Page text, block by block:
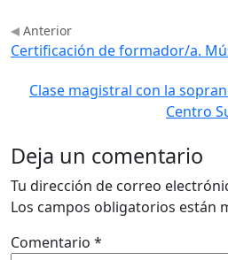
Anterior
Certificación de formador/a.
Clase magistral con la
Centro
Deja un comentario
Tu dirección de correo
Los campos obligatorios están
Comentario *